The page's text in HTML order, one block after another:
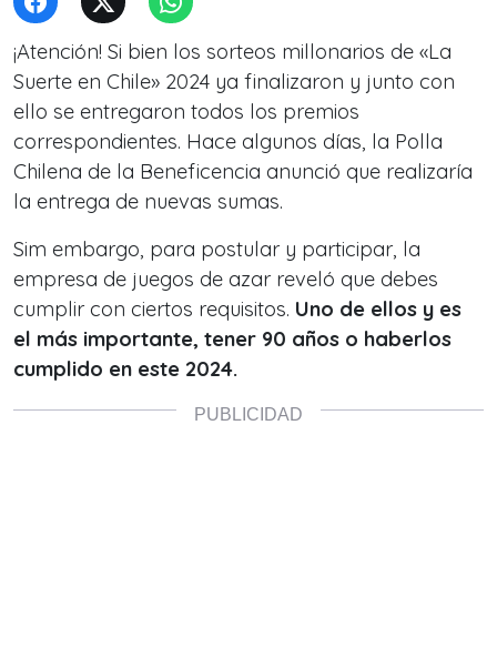
¡Atención! Si bien los sorteos millonarios de «La
Suerte en Chile» 2024 ya finalizaron y junto con
ello se entregaron todos los premios
correspondientes. Hace algunos días, la Polla
Chilena de la Beneficencia anunció que realizaría
la entrega de nuevas sumas.
Sim embargo, para postular y participar, la
empresa de juegos de azar reveló que debes
cumplir con ciertos requisitos. Uno de ellos y es
el más importante, tener 90 años o haberlos
cumplido en este 2024.